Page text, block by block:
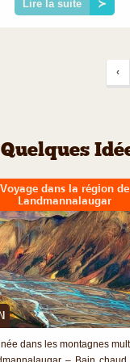
Lire la suite ≻
‹
Quelques
Voyage dans la région de
Landmannalaugar
dans les montagnes